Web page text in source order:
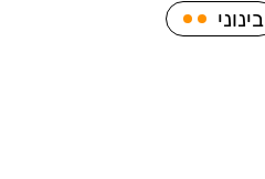
בינוני